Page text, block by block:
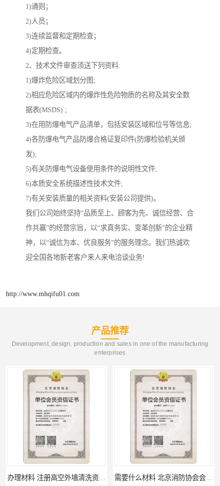
1)通则；
2)人员；
3)连续监督和定期检查；
4)定期检查。
2、技术文件审查须送下列资料:
1)爆炸危险区域划分图;
2)相应危险区域内的爆炸性危险物质的名称及其安全数
据表(MSDS) ;
3)在用防爆电气产品清单，包括安装区域和位号等信息;
4)各防爆电气产品防爆合格证复印件(防爆检验机关颁
发);
5)有关防爆电气设备使用条件的说明性文件;
6)本质安全系统描述性技术文件;
7)有关安装质量的相关资料(安装公司提供)。
我们公司始终坚持“品质至上、顾客为先、诚信经营、合
作共赢”的经营宗旨，以“求真务实、变革创新”的企业精
神，以“诚信为本、优良服务”的服务理念。我们热诚欢
迎全国各地新老客户来人来电洽谈业务!
http://www.mhqifu01.com
产品推荐
Development, design, production and sales in one of the manufacturing
enterprises